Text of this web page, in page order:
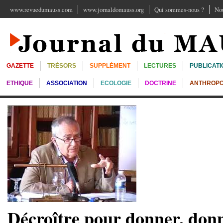
www.revuedumauss.com www.jornaldomauss.org Qui sommes-nous ?
GAZETTE TRÉSORS SUPPLÉMENT LECTURES
ETHIQUE ASSOCIATION ECOLOGIE DOCTRINE